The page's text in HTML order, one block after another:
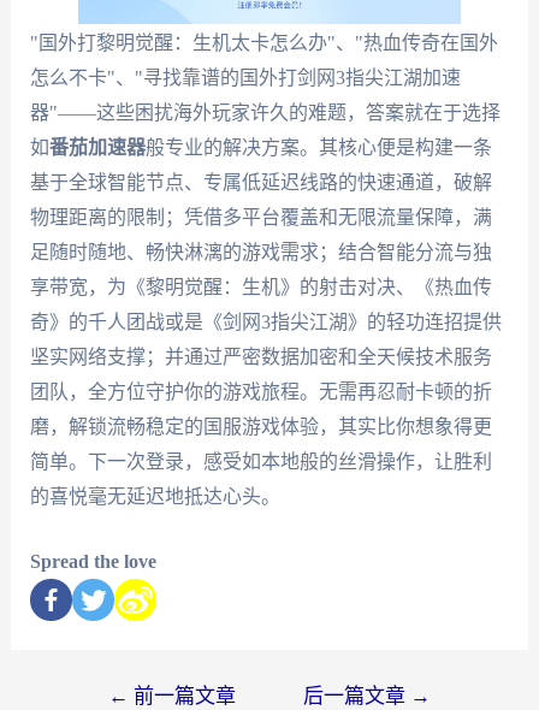
"国外打黎明觉醒：生机太卡怎么办"、"热血传奇在国外
怎么不卡"、"寻找靠谱的国外打剑网3指尖江湖加速
器"——这些困扰海外玩家许久的难题，答案就在于选择
如番茄加速器般专业的解决方案。其核心便是构建一条
基于全球智能节点、专属低延迟线路的快速通道，破解
物理距离的限制；凭借多平台覆盖和无限流量保障，满
足随时随地、畅快淋漓的游戏需求；结合智能分流与独
享带宽，为《黎明觉醒：生机》的射击对决、《热血传
奇》的千人团战或是《剑网3指尖江湖》的轻功连招提供
坚实网络支撑；并通过严密数据加密和全天候技术服务
团队，全方位守护你的游戏旅程。无需再忍耐卡顿的折
磨，解锁流畅稳定的国服游戏体验，其实比你想象得更
简单。下一次登录，感受如本地般的丝滑操作，让胜利
的喜悦毫无延迟地抵达心头。
Spread the love
← 前一篇文章 后一篇文章 →